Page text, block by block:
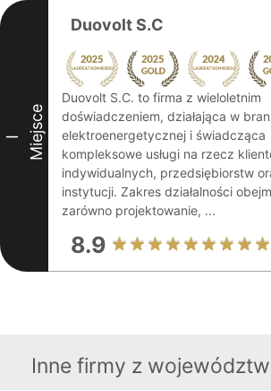
I Miejsce
Duovolt S.C
Duovolt S.C. to firma z wieloletnim
doświadczeniem, działająca w
elektroenergetycznej i świadcząca
kompleksowe usługi na rzecz
indywidualnych, przedsiębiorstw
instytucji. Zakres działalności
zarówno projektowanie, ...
8.9
Inne firmy z